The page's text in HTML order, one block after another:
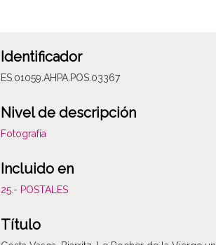
Identificador
ES.01059.AHPA.POS.03367
Nivel de descripción
Fotografía
Incluido en
25.- POSTALES
Título